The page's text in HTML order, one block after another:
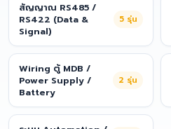
สัญญาณ RS485 /
RS422 (Data &
Signal)
5 รุ่น
Wiring ตู้ MDB /
Power Supply /
Battery
2 รุ่น